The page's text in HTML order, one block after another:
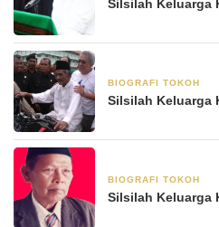
Silsilah Keluarga
BIOGRAFI TOKOH
Silsilah Keluarga
BIOGRAFI TOKOH
Silsilah Keluarga